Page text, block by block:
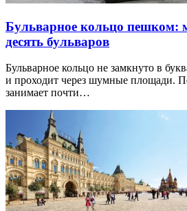
Бульварное кольцо пешком:
десять бульваров
Бульварное кольцо не замкнуто в
и проходит через шумные площади.
занимает почти…